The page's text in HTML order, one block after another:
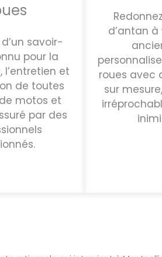
savoir-
pour la
et
de toutes
motos et
par des
d’antan
roues avec
sur